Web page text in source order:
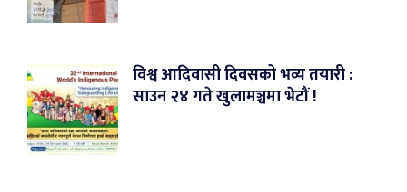
विश्व आदिवासी दिवसको भव्य तयारी :
साउन २४ गते खुलामञ्चमा भेटौं !